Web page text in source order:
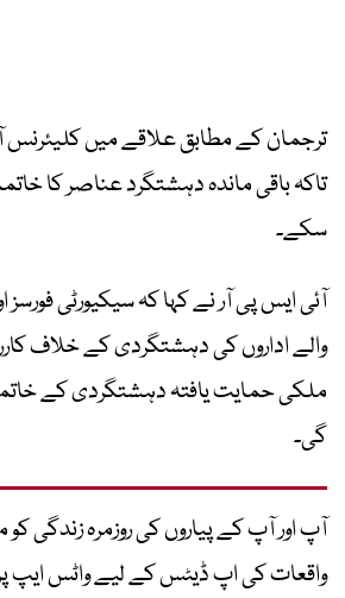
ترجمان کے مطابق علاقے میں
تاکہ باقی ماندہ دہشتگرد عناصر کا
سکے۔
آئی ایس پی آر نے کہا کہ سیکیورٹی فورسز
والے اداروں کی دہشتگردی کے خلاف
ملکی حمایت یافتہ دہشتگردی کے
گی۔
آپ اور آپ کے پیاروں کی روزمرہ زندگی کو
واقعات کی اپ ڈیٹس کے لیے واٹس ایپ پر